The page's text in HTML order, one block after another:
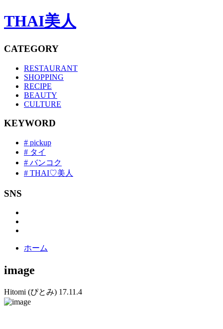
THAI美人
CATEGORY
RESTAURANT
SHOPPING
RECIPE
BEAUTY
CULTURE
KEYWORD
# pickup
# タイ
# バンコク
# THAI♡美人
SNS
ホーム
image
Hitomi (ぴとみ) 17.11.4